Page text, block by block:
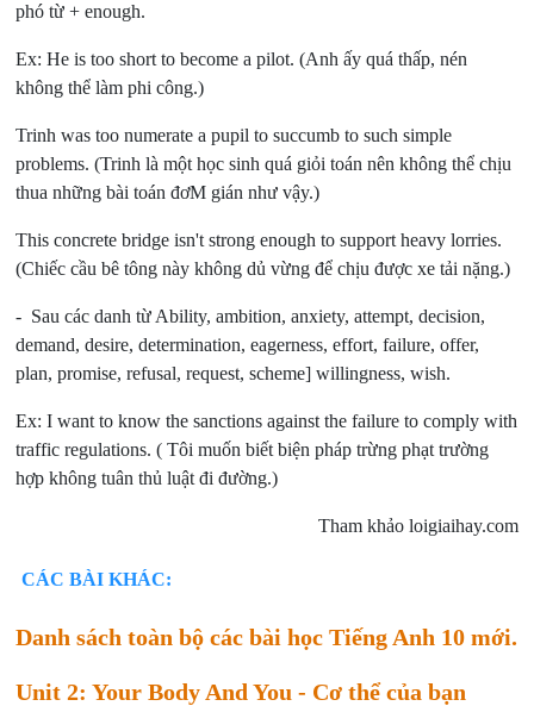
phó từ + enough.
Ex: He is too short to become a pilot.(Anh ấy quá thấp, nén
không thể làm phi công.)
Trinh was too numerate a pupil to succumb to such simple
problems.(Trinh là một học sinh quá giỏi toán nên không thể chịu
thua những bài toán đơM gián như vậy.)
This concrete bridge isn't strong enough to support heavy lorries.
(Chiếc cầu bê tông này không dủ vừng để chịu được xe tải nặng.)
- Sau các danh từ Ability, ambition, anxiety, attempt, decision,
demand, desire, determination, eagerness, effort, failure, offer,
plan, promise, refusal, request, scheme] willingness, wish.
Ex: I want to know the sanctions against the failure to comply with
traffic regulations. ( Tôi muốn biết biện pháp trừng phạt trường
hợp không tuân thủ luật đi đường.)
Tham khảo loigiaihay.com
CÁC BÀI KHÁC:
Danh sách toàn bộ các bài học Tiếng Anh 10 mới.
Unit 2: Your Body And You - Cơ thể của bạn